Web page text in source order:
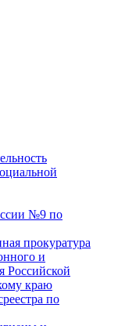
№9 по
прокуратура
и
Российской
краю
по